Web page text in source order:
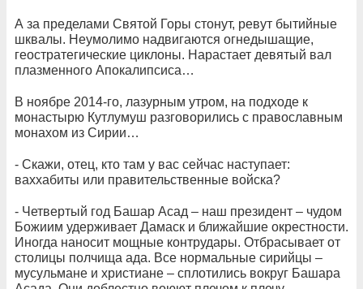
А за пределами Святой Горы стонут, ревут бытийные
шквалы. Неумолимо надвигаются огнедышащие,
геостратегические циклоны. Нарастает девятый вал
плазменного Апокалипсиса…
В ноябре 2014-го, лазурным утром, на подходе к
монастырю Кутлумуш разговорились с православным
монахом из Сирии…
- Скажи, отец, кто там у вас сейчас наступает:
ваххабиты или правительственные войска?
- Четвертый год Башар Асад – наш президент – чудом
Божиим удерживает Дамаск и ближайшие окрестности.
Иногда наносит мощные контрудары. Отбрасывает от
столицы полчища ада. Все нормальные сирийцы –
мусульмане и христиане – сплотились вокруг Башара